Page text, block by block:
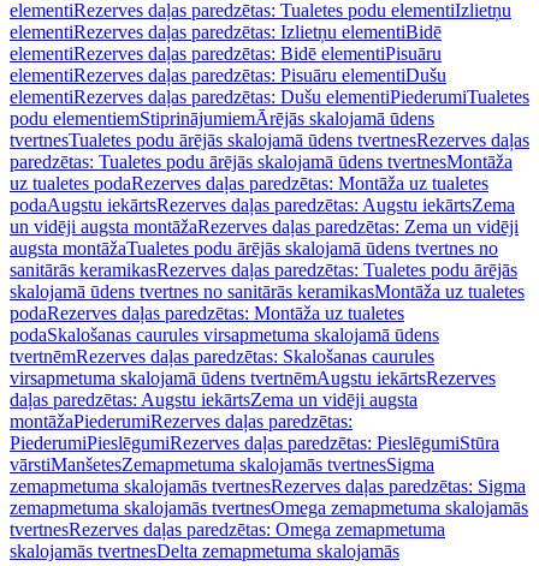
elementiRezerves daļas paredzētas: Tualetes podu elementiIzlietņu
elementiRezerves daļas paredzētas: Izlietņu elementiBidē
elementiRezerves daļas paredzētas: Bidē elementiPisuāru
elementiRezerves daļas paredzētas: Pisuāru elementiDušu
elementiRezerves daļas paredzētas: Dušu elementiPiederumiTualetes
podu elementiemStiprinājumiemĀrējās skalojamā ūdens
tvertnesTualetes podu ārējās skalojamā ūdens tvertnesRezerves daļas
paredzētas: Tualetes podu ārējās skalojamā ūdens tvertnesMontāža
uz tualetes podaRezerves daļas paredzētas: Montāža uz tualetes
podaAugstu iekārtsRezerves daļas paredzētas: Augstu iekārtsZema
un vidēji augsta montāžaRezerves daļas paredzētas: Zema un vidēji
augsta montāžaTualetes podu ārējās skalojamā ūdens tvertnes no
sanitārās keramikasRezerves daļas paredzētas: Tualetes podu ārējās
skalojamā ūdens tvertnes no sanitārās keramikasMontāža uz tualetes
podaRezerves daļas paredzētas: Montāža uz tualetes
podaSkalošanas caurules virsapmetuma skalojamā ūdens
tvertnēmRezerves daļas paredzētas: Skalošanas caurules
virsapmetuma skalojamā ūdens tvertnēmAugstu iekārtsRezerves
daļas paredzētas: Augstu iekārtsZema un vidēji augsta
montāžaPiederumiRezerves daļas paredzētas:
PiederumiPieslēgumiRezerves daļas paredzētas: PieslēgumiStūra
vārstiManšetesZemapmetuma skalojamās tvertnesSigma
zemapmetuma skalojamās tvertnesRezerves daļas paredzētas: Sigma
zemapmetuma skalojamās tvertnesOmega zemapmetuma skalojamās
tvertnesRezerves daļas paredzētas: Omega zemapmetuma
skalojamās tvertnesDelta zemapmetuma skalojamās